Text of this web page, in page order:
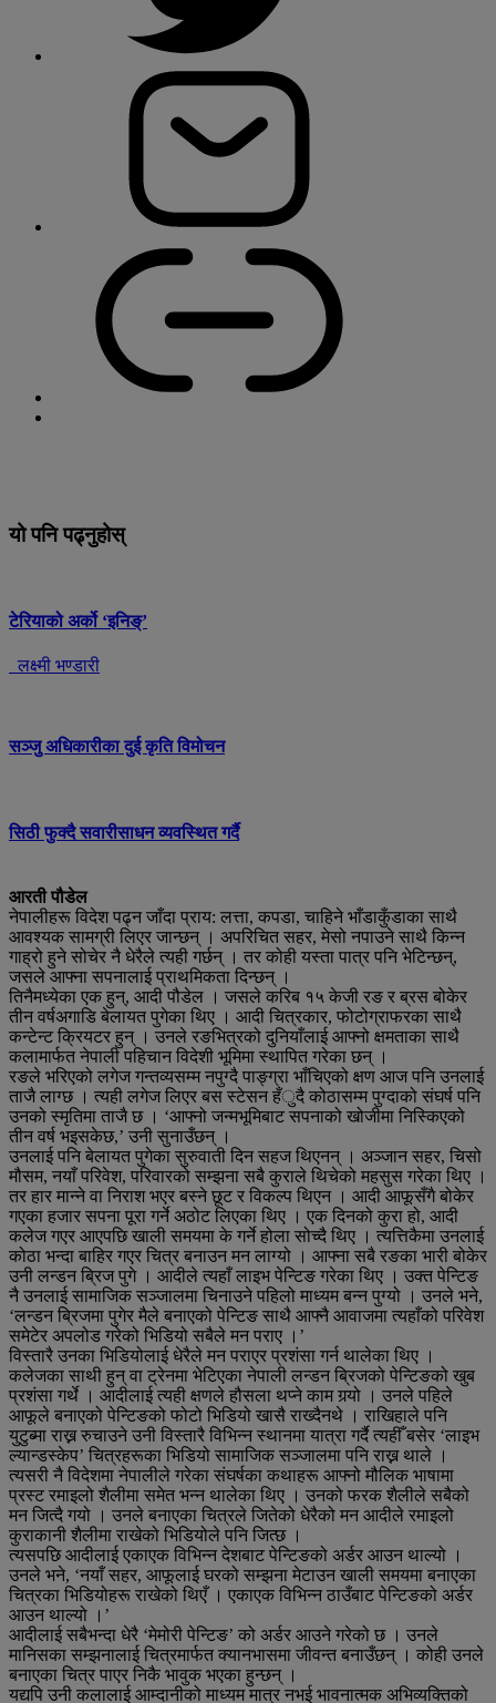
यो पनि पढ्नुहोस्
टेरियाको अर्को ‘इनिङ्’
लक्ष्मी भण्डारी
सञ्जु अधिकारीका दुई कृति विमोचन
सिठी फुक्दै सवारीसाधन व्यवस्थित गर्दै
आरती पौडेल
नेपालीहरू विदेश पढ्न जाँदा प्राय: लत्ता, कपडा, चाहिने भाँडाकुँडाका साथै
आवश्यक सामग्री लिएर जान्छन् । अपरिचित सहर, मेसो नपाउने साथै किन्न
गाह्रो हुने सोचेर नै धेरैले त्यही गर्छन् । तर कोही यस्ता पात्र पनि भेटिन्छन्,
जसले आफ्ना सपनालाई प्राथमिकता दिन्छन् ।
तिनैमध्येका एक हुन्, आदी पौडेल । जसले करिब १५ केजी रङ र ब्रस बोकेर
तीन वर्षअगाडि बेलायत पुगेका थिए । आदी चित्रकार, फोटोग्राफरका साथै
कन्टेन्ट क्रियटर हुन् । उनले रङभित्रको दुनियाँलाई आफ्नो क्षमताका साथै
कलामार्फत नेपाली पहिचान विदेशी भूमिमा स्थापित गरेका छन् ।
रङले भरिएको लगेज गन्तव्यसम्म नपुग्दै पाङ्ग्रा भाँचिएको क्षण आज पनि उनलाई
ताजै लाग्छ । त्यही लगेज लिएर बस स्टेसन हँुदै कोठासम्म पुग्दाको संघर्ष पनि
उनको स्मृतिमा ताजै छ । ‘आफ्नो जन्मभूमिबाट सपनाको खोजीमा निस्किएको
तीन वर्ष भइसकेछ,’ उनी सुनाउँछन् ।
उनलाई पनि बेलायत पुगेका सुरुवाती दिन सहज थिएनन् । अञ्जान सहर, चिसो
मौसम, नयाँ परिवेश, परिवारको सम्झना सबै कुराले थिचेको महसुस गरेका थिए ।
तर हार मान्ने वा निराश भएर बस्ने छूट र विकल्प थिएन । आदी आफूसँगै बोकेर
गएका हजार सपना पूरा गर्ने अठोट लिएका थिए । एक दिनको कुरा हो, आदी
कलेज गएर आएपछि खाली समयमा के गर्ने होला सोच्दै थिए । त्यत्तिकैमा उनलाई
कोठा भन्दा बाहिर गएर चित्र बनाउन मन लाग्यो । आफ्ना सबै रङका भारी बोकेर
उनी लन्डन ब्रिज पुगे । आदीले त्यहाँ लाइभ पेन्टिङ गरेका थिए । उक्त पेन्टिङ
नै उनलाई सामाजिक सञ्जालमा चिनाउने पहिलो माध्यम बन्न पुग्यो । उनले भने,
‘लन्डन ब्रिजमा पुगेर मैले बनाएको पेन्टिङ साथै आफ्नै आवाजमा त्यहाँको परिवेश
समेटेर अपलोड गरेको भिडियो सबैले मन पराए ।’
विस्तारै उनका भिडियोलाई धेरैले मन पराएर प्रशंसा गर्न थालेका थिए ।
कलेजका साथी हुन् वा ट्रेनमा भेटिएका नेपाली लन्डन ब्रिजको पेन्टिङको खुब
प्रशंसा गर्थे । आदीलाई त्यही क्षणले हौसला थप्ने काम गर्‍यो । उनले पहिले
आफूले बनाएको पेन्टिङको फोटो भिडियो खासै राख्दैनथे । राखिहाले पनि
युटुब्मा राख्न रुचाउने उनी विस्तारै विभिन्न स्थानमा यात्रा गर्दै त्यहीँ बसेर ‘लाइभ
ल्यान्डस्केप’ चित्रहरूका भिडियो सामाजिक सञ्जालमा पनि राख्न थाले ।
त्यसरी नै विदेशमा नेपालीले गरेका संघर्षका कथाहरू आफ्नो मौलिक भाषामा
प्रस्ट रमाइलो शैलीमा समेत भन्न थालेका थिए । उनको फरक शैलीले सबैको
मन जित्दै गयो । उनले बनाएका चित्रले जितेको धेरैको मन आदीले रमाइलो
कुराकानी शैलीमा राखेको भिडियोले पनि जित्छ ।
त्यसपछि आदीलाई एकाएक विभिन्न देशबाट पेन्टिङको अर्डर आउन थाल्यो ।
उनले भने, ‘नयाँ सहर, आफूलाई घरको सम्झना मेटाउन खाली समयमा बनाएका
चित्रका भिडियोहरू राखेको थिएँ । एकाएक विभिन्न ठाउँबाट पेन्टिङको अर्डर
आउन थाल्यो ।’
आदीलाई सबैभन्दा धेरै ‘मेमोरी पेन्टिङ’ को अर्डर आउने गरेको छ । उनले
मानिसका सम्झनालाई चित्रमार्फत क्यानभासमा जीवन्त बनाउँछन् । कोही उनले
बनाएका चित्र पाएर निकै भावुक भएका हुन्छन् ।
यद्यपि उनी कलालाई आम्दानीको माध्यम मात्र नभई भावनात्मक अभिव्यक्तिको